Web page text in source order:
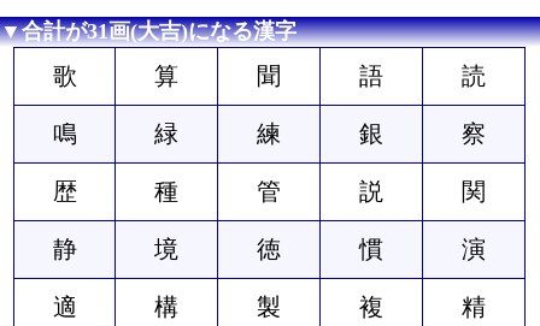
▼合計が31画(大吉)になる漢字
歌 算 聞 語 読
鳴 緑 練 銀 察
歴 種 管 説 関
静 境 徳 慣 演
適 構 製 複 精